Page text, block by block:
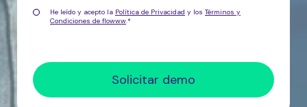
He leído y acepto la Política de Privacidad y los Términos y
Condiciones de flowww.*